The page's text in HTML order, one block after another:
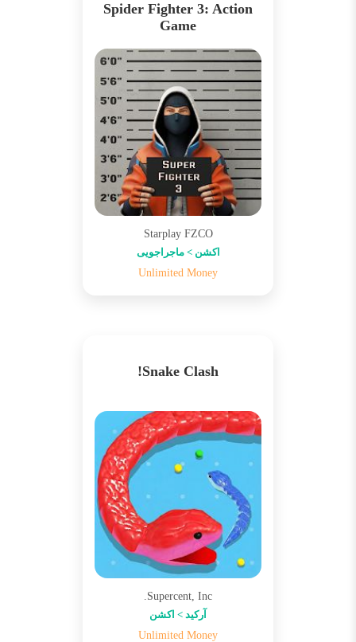
Spider Fighter 3: Action
Game
Starplay FZCO
اکشن > ماجراجویی
Unlimited Money
Snake Clash!
Supercent, Inc.
آرکید > اکشن
Unlimited Money